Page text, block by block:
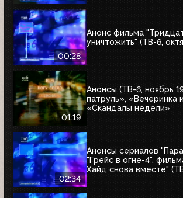
00:28
Анонс фильма
уничтожить" (ТВ-6,
01:19
Анонсы (ТВ-6, ноябрь
патруль», «Вечеринка
«Скандалы недели»
02:34
Анонсы сериалов
"Грейс в огне-4",
Хайд снова вместе"